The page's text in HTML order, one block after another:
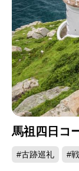
馬祖四日コ
#古跡巡礼 #